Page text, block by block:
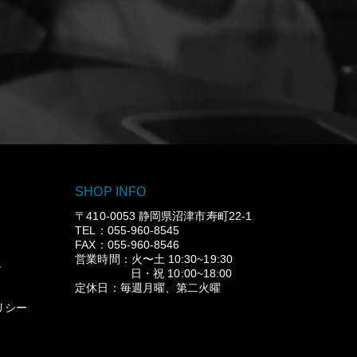
シー
SHOP INFO
〒410-0053 静岡県沼津市寿町22-1
TEL：055-960-8545
FAX：055-960-8546
営業時間：火〜土 10:30~19:30
日・祝 10:00~18:00
定休日：毎週月曜、第二火曜